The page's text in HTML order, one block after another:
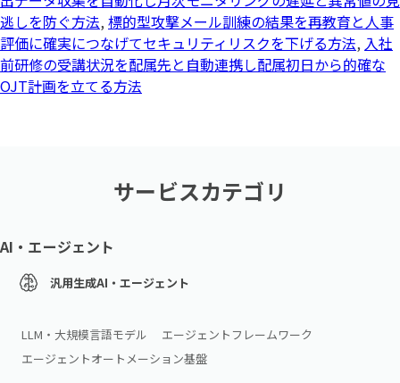
逃しを防ぐ方法, 標的型攻撃メール訓練の結果を再教育と人事
評価に確実につなげてセキュリティリスクを下げる方法, 入社
前研修の受講状況を配属先と自動連携し配属初日から的確な
OJT計画を立てる方法
サービスカテゴリ
AI・エージェント
汎用生成AI・エージェント
LLM・大規模言語モデル
エージェントフレームワーク
エージェントオートメーション基盤